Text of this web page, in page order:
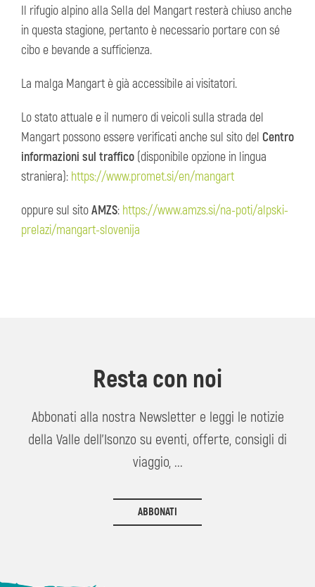
Il rifugio alpino alla Sella del Mangart resterà chiuso anche
in questa stagione, pertanto è necessario portare con sé
cibo e bevande a sufficienza.
La malga Mangart è già accessibile ai visitatori.
Lo stato attuale e il numero di veicoli sulla strada del
Mangart possono essere verificati anche sul sito del Centro
informazioni sul traffico (disponibile opzione in lingua
straniera): https://www.promet.si/en/mangart
oppure sul sitoAMZS: https://www.amzs.si/na-poti/alpski-
prelazi/mangart-slovenija
Resta con noi
Abbonati alla nostra Newsletter e leggi le notizie
della Valle dell'Isonzo su eventi, offerte, consigli di
viaggio, ...
ABBONATI